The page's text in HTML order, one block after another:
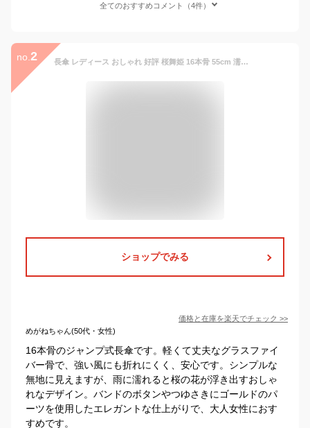
全てのおすすめコメント（4件）
no. 2 長傘 レディース おしゃれ 好評 桜舞姫 16本骨 55cm 濡れると柄が浮き出る ジャンプ傘 花柄 フラワー 桜 グラスファイバー骨 丈夫 かわいい 通勤 通学 プチギフト 婦人傘 女性用 傘 Natural basic
ショップでみる
価格と在庫を楽天でチェック >>
めがねちゃん(50代・女性)
16本骨のジャンプ式長傘です。軽くて丈夫なグラスファイ
バー骨で、強い風にも折れにくく、安心です。シンプルな
無地に見えますが、雨に濡れると桜の花が浮き出すおしゃ
れなデザイン。バンドのボタンやつゆさきにゴールドのパ
ーツを使用したエレガントな仕上がりで、大人女性におす
すめです。